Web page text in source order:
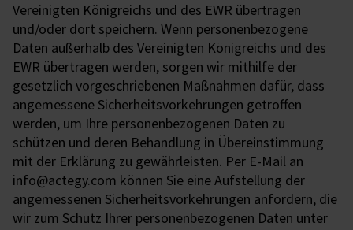
Vereinigten Königreichs und des EWR übertragen
und/oder dort speichern. Wenn personenbezogene
Daten außerhalb des Vereinigten Königreichs und des
EWR übertragen werden, sorgen wir mithilfe der
gesetzlich vorgeschriebenen Maßnahmen dafür, dass
angemessene Sicherheitsvorkehrungen getroffen
werden, um Ihre personenbezogenen Daten zu
schützen und deren Behandlung in Übereinstimmung
mit der Erklärung zu gewährleisten. Per E-Mail an
info@actegy.com können Sie eine Aufstellung der
angemessenen Sicherheitsvorkehrungen anfordern, die
wir zum Schutz Ihrer personenbezogenen Daten unter